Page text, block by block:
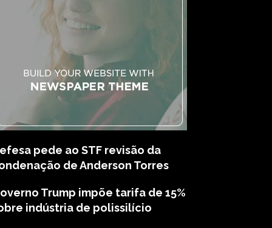
pede ao STF revisão da
de Anderson Torres
Trump impõe tarifa de 15%
indústria de polissilício